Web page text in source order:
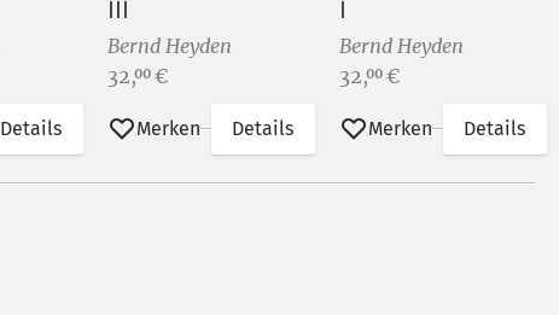
Details
III
Bernd Heyden
Preis:
32,00 €
Merken Details
I
Bernd Heyden
Preis:
32,00 €
Merken Details